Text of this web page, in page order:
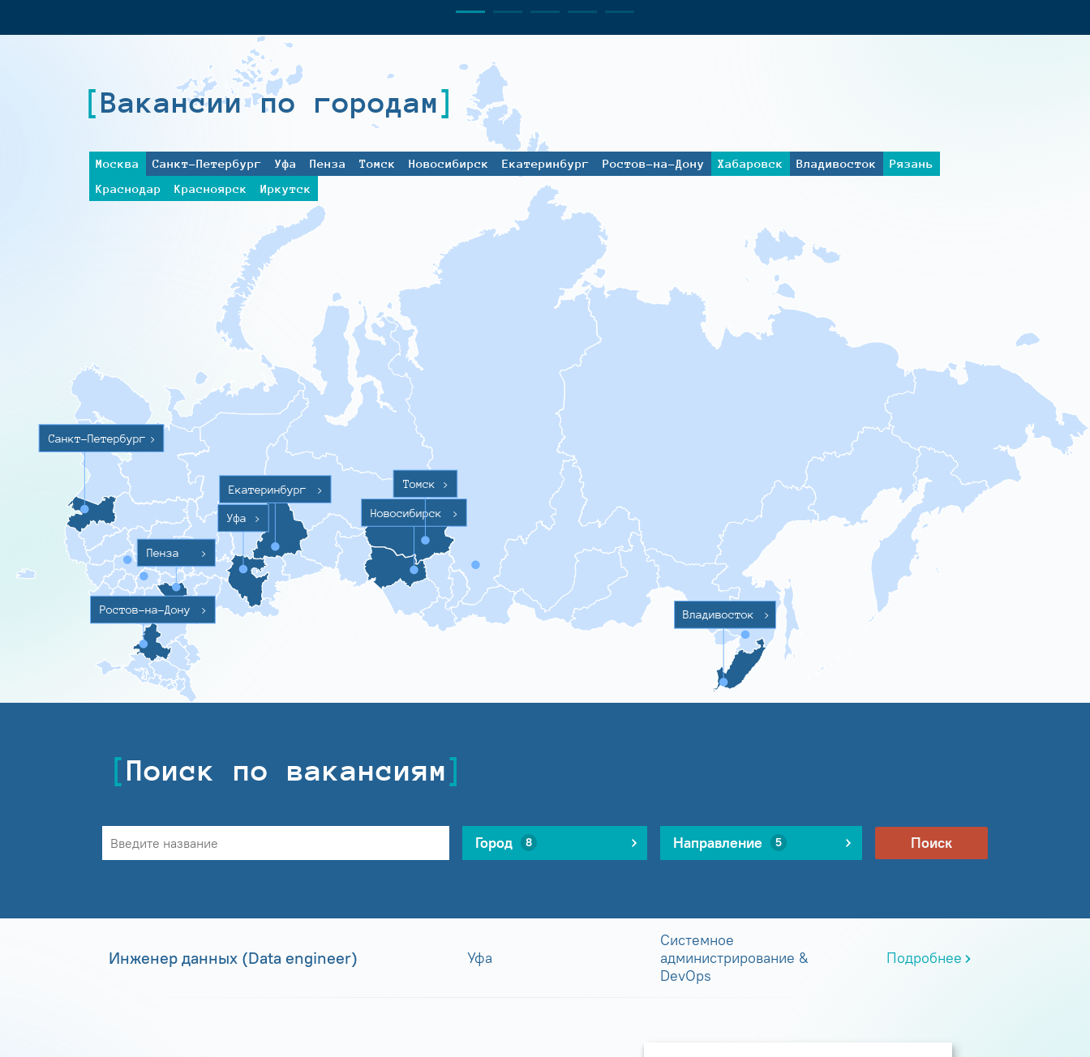
Вакансии по городам
Москва Санкт-Петербург Уфа Пенза Томск Новосибирск Екатеринбург Ростов-на-Дону Хабаровск Владивосток
Рязань
Краснодар
Красноярск Иркутск
Санкт-Петербург >
Ростов-на-Дону >
Пенза >
Уфа >
Екатеринбург
>
Новосибирск
>
Томск >
Владивосток >
Поиск по вакансиям
Город 8 Направление 5 Поиск
Инженер данных (Data engineer) Уфа
Системное
администрирование &
DevOps
Подробнее